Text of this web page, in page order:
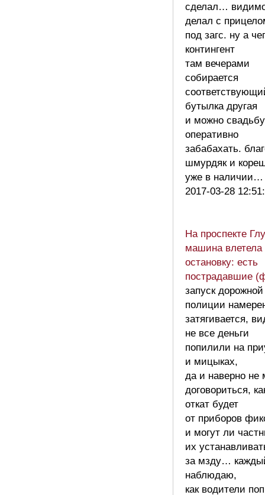
сделал…
делал с
под загс. ну а
контингент
там вечерами
собирается
бутылка другая
и можно свадьбу
оперативно
забабахать.
шмурдяк и
уже в
2017-03-28
На проспекте
машина влетела
остановку: есть
пострадавшие
запуск дорожной
полиции
затягивается,
не все деньги
попилили на
и мицыках,
да и наверно не
договориться,
откат будет
от приборов
и могут ли
их
за мзду…
наблюдаю,
как водители